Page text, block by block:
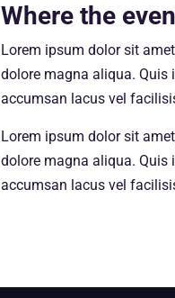
Where the
Lorem ipsum dolor sit
dolore magna aliqua. Quis
accumsan lacus vel
Lorem ipsum dolor sit
dolore magna aliqua. Quis
accumsan lacus vel